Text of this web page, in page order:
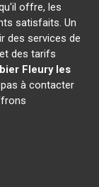
offre, les
satisfaits. Un
des services de
des tarifs
Fleury les
à contacter